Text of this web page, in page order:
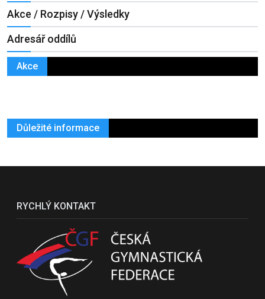
Akce / Rozpisy / Výsledky
Adresář oddílů
Akce
Důležité informace
RYCHLÝ KONTAKT